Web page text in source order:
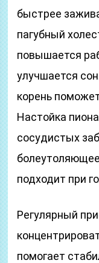
быстрее
пагубный
повышается
улучшается
корень
Настойка
сосудистых
подходит при
Регулярный
помогает